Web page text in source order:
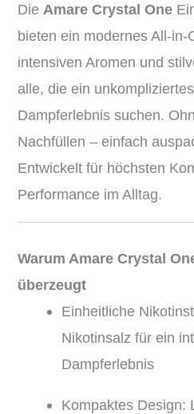
Die Amare Crystal One
bieten ein modernes All-in-
intensiven Aromen und
alle, die ein
Dampferlebnis suchen.
Nachfüllen – einfach
Entwickelt für höchsten
Performance im Alltag.
Warum Amare Crystal
überzeugt
Einheitliche
Nikotinsalz für ein
Dampferlebnis
Kompaktes Design: